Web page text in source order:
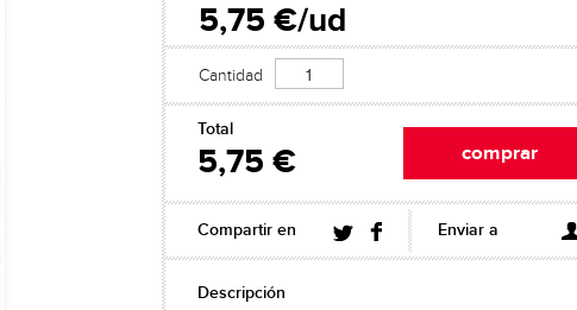
5,75 €/ud
Cantidad
Total
5,75 €
Compartir en Enviar a
Descripción